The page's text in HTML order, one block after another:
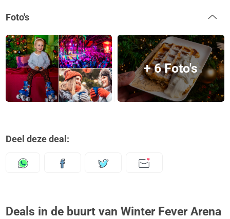
Foto's
+ 6 Foto's
Deel deze deal:
Deals in de buurt van Winter Fever Arena